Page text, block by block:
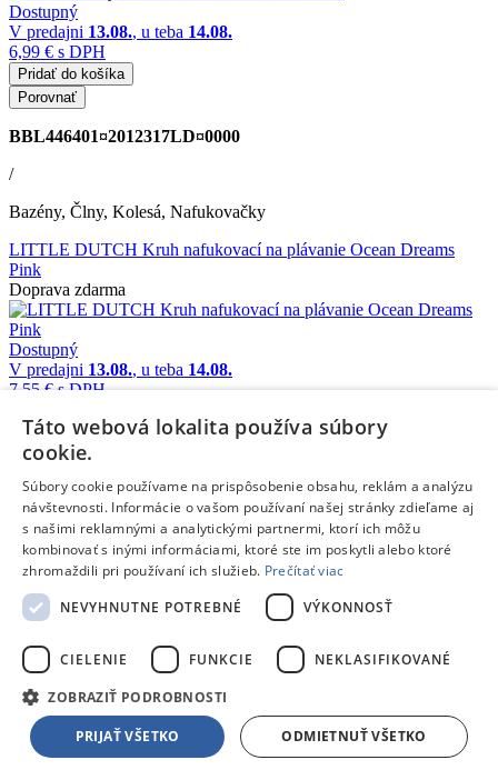
Dostupný
V predajni 13.08., u teba 14.08.
6,99 € s DPH
Pridať do košíka
Porovnať
BBL446401¤2012317LD¤0000
/
Bazény, Člny, Kolesá, Nafukovačky
LITTLE DUTCH Kruh nafukovací na plávanie Ocean Dreams
Pink
Doprava zdarma
Dostupný
V predajni 13.08., u teba 14.08.
7,55 € s DPH
Porovnať
Detské bazény
Detské bazény
Intex Intex nafukovací detský bazénik trojfarebný, 147x33 cm
Doprava zdarma
Dostupný
V predajni13.08., u teba14.08.
Táto webová lokalita používa súbory
cookie.
Súbory cookie používame na prispôsobenie obsahu, reklám a analýzu
návštevnosti. Informácie o vašom používaní našej stránky zdieľame aj
s našimi reklamnými a analytickými partnermi, ktorí ich môžu
kombinovať s inými informáciami, ktoré ste im poskytli alebo ktoré
zhromaždili pri používaní ich služieb. Prečítať viac
NEVYHNUTNE POTREBNÉ
VÝKONNOSŤ
CIELENIE FUNKCIE NEKLASIFIKOVANÉ
ZOBRAZIŤ PODROBNOSTI
PRIJAŤ VŠETKO ODMIETNUŤ VŠETKO